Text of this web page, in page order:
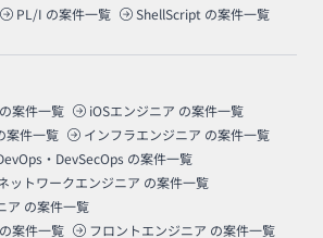
PL/I の案件一覧 ShellScript の案件一覧
の案件一覧 iOSエンジニア の案件一覧
案件一覧 インフラエンジニア の案件一覧
・DevSecOps の案件一覧
ットワークエンジニア の案件一覧
ア の案件一覧
の案件一覧 フロントエンジニア の案件一覧